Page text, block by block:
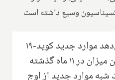
وسیع داشته است
آمار رسمی ژاپن نشان می‌دهد موارد جدید کوید-۱۹
در پایتخت ژاپن به کمترین میزان در ۱۱ ماه گذشته
شبه موارد جدید از اوج